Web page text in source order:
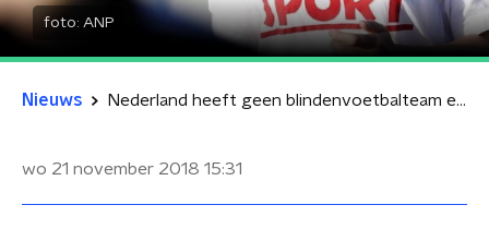
foto: ANP
Nieuws Nederland heeft geen blindenvoetbalteam en dat gaat misschien veranderen
wo 21 november 2018 15:31